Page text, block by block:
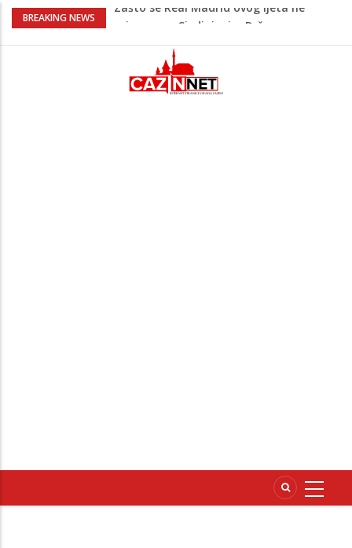
BREAKING NEWS
priprema u Sjedinjenim Državama
i narednih 15 dana
Pred nama je novi toplotni talas:
Temperature će dosezati i 41 stepen